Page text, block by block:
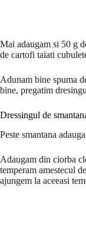
Mai adaugam si 50 g
de cartofi taiati
Adunam bine spuma
bine, pregatim
Dressingul de
Peste smantana
Adaugam din ciorba
temperam amestecul
ajungem la aceeasi